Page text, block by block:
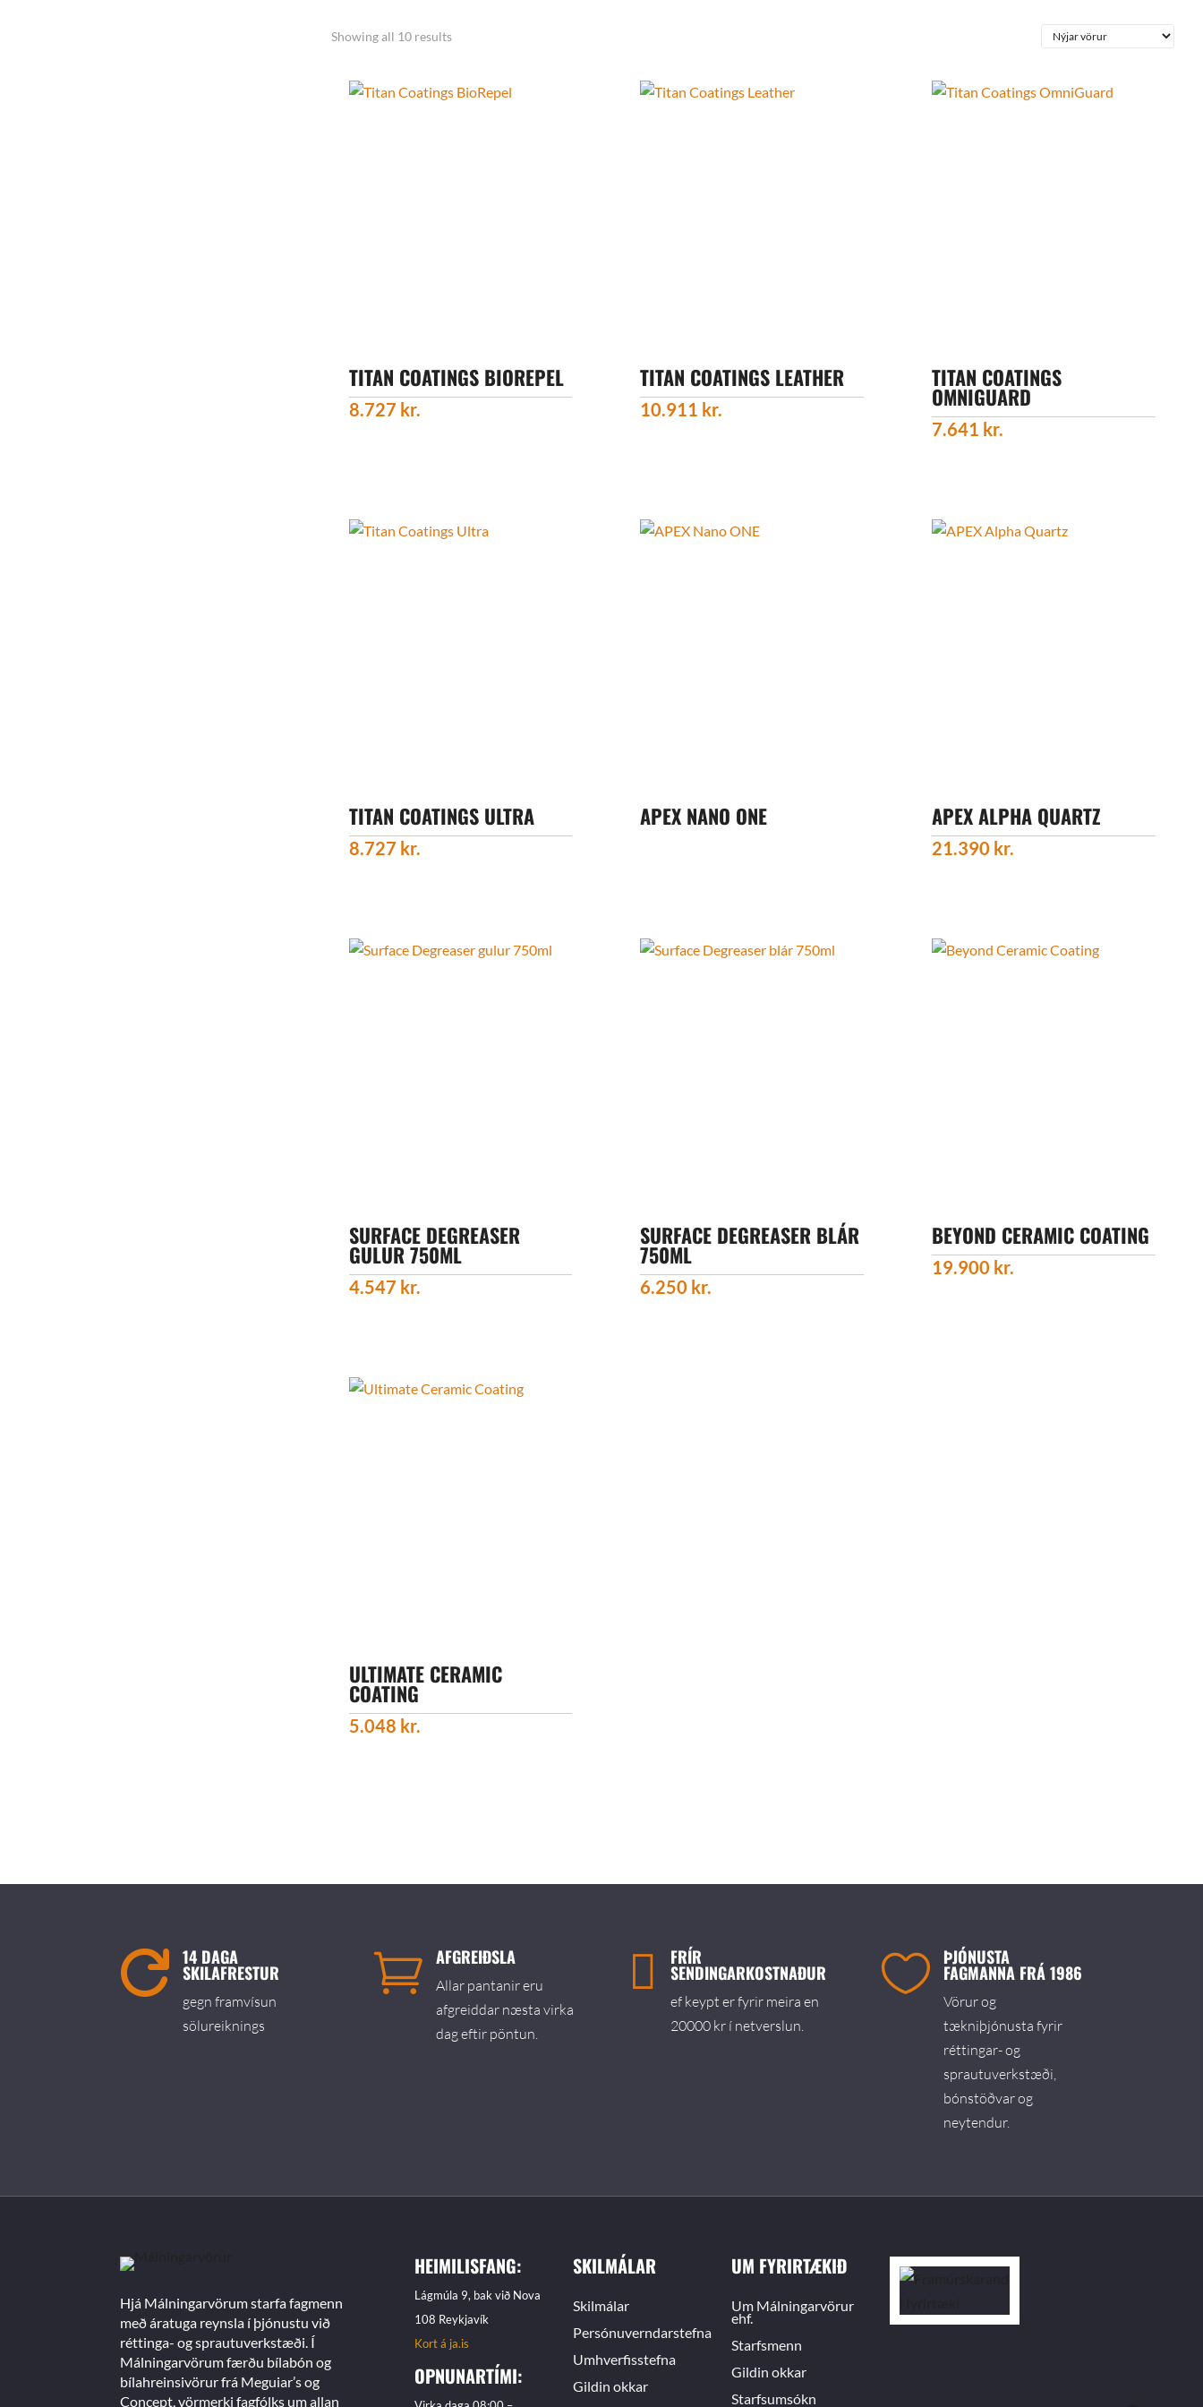
Showing all 10 resultsSorted
TITAN COATINGS BIOREPEL
8.727 kr.
TITAN COATINGS LEATHER
10.911 kr.
TITAN COATINGS
OMNIGUARD
7.641 kr.
TITAN COATINGS ULTRA
8.727 kr.
APEX NANO ONE APEX ALPHA QUARTZ
21.390 kr.
SURFACE DEGREASER
GULUR 750ML
4.547 kr.
SURFACE DEGREASER BLÁR
750ML
6.250 kr.
BEYOND CERAMIC COATING
19.900 kr.
ULTIMATE CERAMIC
COATING
5.048 kr.
 14 DAGA
SKILAFRESTUR
gegn framvísun
sölureiknings
 AFGREIÐSLA
Allar pantanir eru
afgreiddar næsta virka
dag eftir pöntun.
 FRÍR
SENDINGARKOSTNAÐUR
ef keypt er fyrir meira en
20000 kr í netverslun.
 ÞJÓNUSTA
FAGMANNA FRÁ 1986
Vörur og
tækniþjónusta fyrir
réttingar- og
sprautuverkstæði,
bónstöðvar og
neytendur.
Hjá Málningarvörum starfa fagmenn
með áratuga reynsla í þjónustu við
réttinga- og sprautuverkstæði. Í
Málningarvörum færðu bílabón og
bílahreinsivörur frá Meguiar’s og
Concept, vörmerki fagfólks um allan
HEIMILISFANG:
Lágmúla 9, bak við Nova
108 Reykjavík
Kort á ja.is
OPNUNARTÍMI:
SKILMÁLAR
Skilmálar
Persónuverndarstefna
Umhverfisstefna
Gildin okkar
UM FYRIRTÆKIÐ
Um Málningarvörur
ehf.
Starfsmenn
Gildin okkar
Starfsumsókn